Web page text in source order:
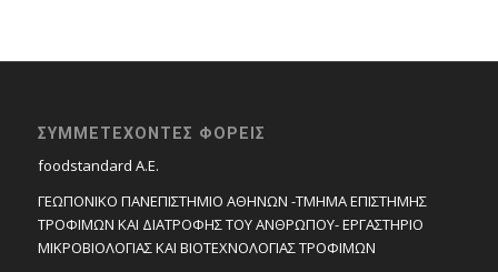
ΣΥΜΜΕΤΕΧΟΝΤΕΣ ΦΟΡΕΙΣ
foodstandard A.E.
ΓΕΩΠΟΝΙΚΟ ΠΑΝΕΠΙΣΤΗΜΙΟ ΑΘΗΝΩΝ -ΤΜΗΜΑ ΕΠΙΣΤΗΜΗΣ
ΤΡΟΦΙΜΩΝ ΚΑΙ ΔΙΑΤΡΟΦΗΣ ΤΟΥ ΑΝΘΡΩΠΟΥ- ΕΡΓΑΣΤΗΡΙΟ
ΜΙΚΡΟΒΙΟΛΟΓΙΑΣ ΚΑΙ ΒΙΟΤΕΧΝΟΛΟΓΙΑΣ ΤΡΟΦΙΜΩΝ